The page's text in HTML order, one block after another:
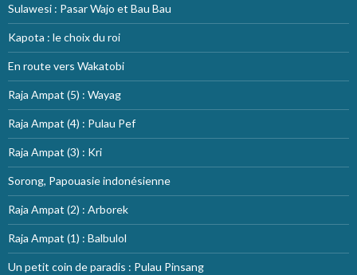
Sulawesi : Pasar Wajo et Bau Bau
Kapota : le choix du roi
En route vers Wakatobi
Raja Ampat (5) : Wayag
Raja Ampat (4) : Pulau Pef
Raja Ampat (3) : Kri
Sorong, Papouasie indonésienne
Raja Ampat (2) : Arborek
Raja Ampat (1) : Balbulol
Un petit coin de paradis : Pulau Pinsang